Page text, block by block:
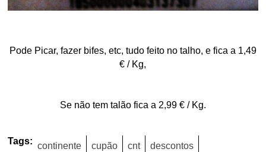
Pode Picar, fazer bifes, etc, tudo feito no talho, e fica a 1,49
€ / Kg,
Se não tem talão fica a 2,99 € / Kg.
Tags: continente cupão cnt descontos